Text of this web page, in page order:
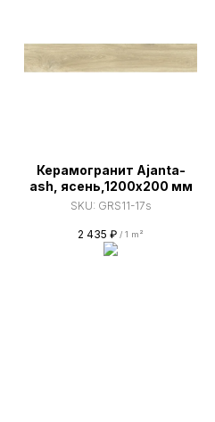
Керамогранит Ajanta-
ash, ясень,1200х200 мм
SKU: GRS11-17s
2 435 ₽ / 1 m²